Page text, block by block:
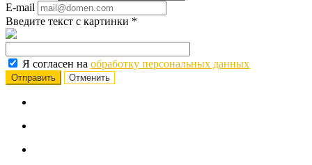
E-mail
Введите текст с картинки *
Я согласен на обработку персональных данных
Отменить